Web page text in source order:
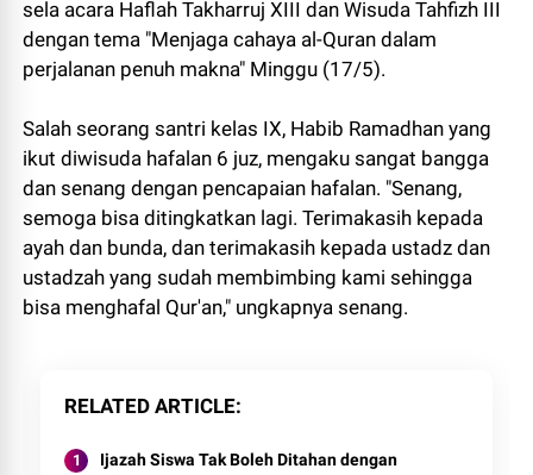
sela acara Haflah Takharruj XIII dan Wisuda Tahfizh III
dengan tema "Menjaga cahaya al-Quran dalam
perjalanan penuh makna" Minggu (17/5).
Salah seorang santri kelas IX, Habib Ramadhan yang
ikut diwisuda hafalan 6 juz, mengaku sangat bangga
dan senang dengan pencapaian hafalan. "Senang,
semoga bisa ditingkatkan lagi. Terimakasih kepada
ayah dan bunda, dan terimakasih kepada ustadz dan
ustadzah yang sudah membimbing kami sehingga
bisa menghafal Qur'an," ungkapnya senang.
RELATED ARTICLE
Ijazah Siswa Tak Boleh Ditahan dengan